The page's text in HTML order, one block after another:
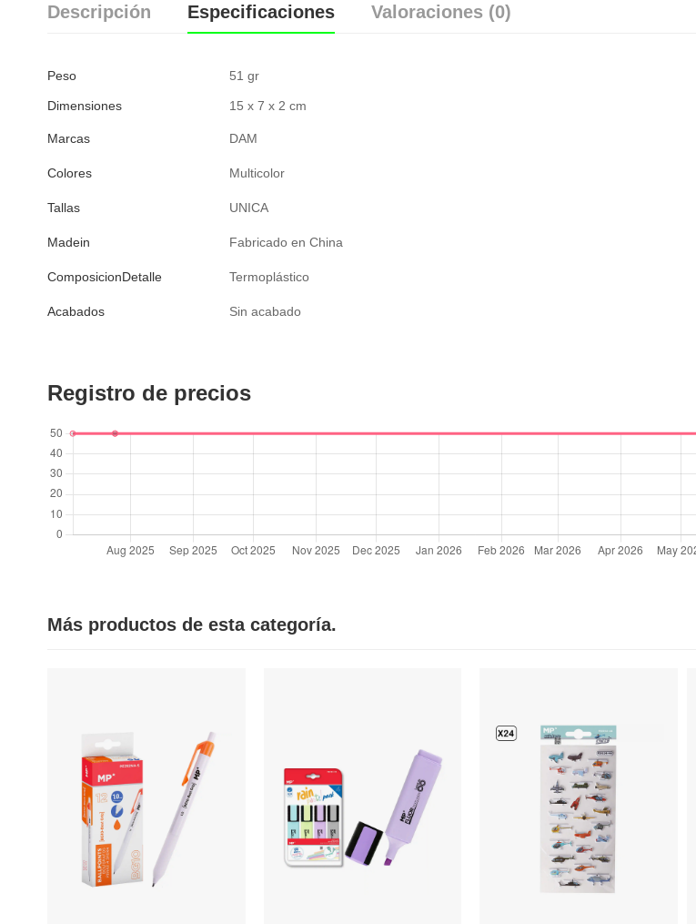
Descripción Especificaciones Valoraciones (0)
Peso 51 gr
Dimensiones 15 x 7 x 2 cm
Marcas DAM
Colores Multicolor
Tallas UNICA
Madein Fabricado en China
ComposicionDetalle Termoplástico
Acabados Sin acabado
Registro de precios
Más productos de esta categoría.